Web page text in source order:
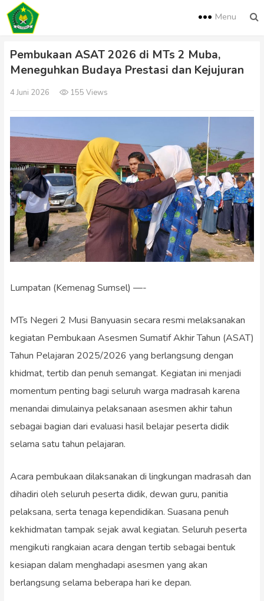
Menu
Pembukaan ASAT 2026 di MTs 2 Muba,
Meneguhkan Budaya Prestasi dan Kejujuran
4 Juni 2026 155 Views
Lumpatan (Kemenag Sumsel) —-
MTs Negeri 2 Musi Banyuasin secara resmi melaksanakan
kegiatan Pembukaan Asesmen Sumatif Akhir Tahun (ASAT)
Tahun Pelajaran 2025/2026 yang berlangsung dengan
khidmat, tertib dan penuh semangat. Kegiatan ini menjadi
momentum penting bagi seluruh warga madrasah karena
menandai dimulainya pelaksanaan asesmen akhir tahun
sebagai bagian dari evaluasi hasil belajar peserta didik
selama satu tahun pelajaran.
Acara pembukaan dilaksanakan di lingkungan madrasah dan
dihadiri oleh seluruh peserta didik, dewan guru, panitia
pelaksana, serta tenaga kependidikan. Suasana penuh
kekhidmatan tampak sejak awal kegiatan. Seluruh peserta
mengikuti rangkaian acara dengan tertib sebagai bentuk
kesiapan dalam menghadapi asesmen yang akan
berlangsung selama beberapa hari ke depan.